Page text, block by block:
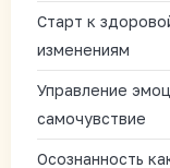
Старт к
изменениям
Управление
самочувствие
Осознанность